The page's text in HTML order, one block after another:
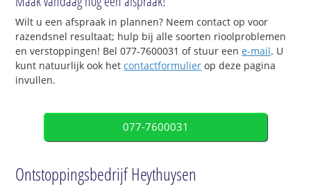
Wilt u een afspraak in plannen? Neem contact op voor
razendsnel resultaat; hulp bij alle soorten rioolproblemen
en verstoppingen! Bel 077-7600031 of stuur eene-mail. U
kunt natuurlijk ook hetcontactformulier op deze pagina
invullen.
077-7600031
Ontstoppingsbedrijf Heythuysen